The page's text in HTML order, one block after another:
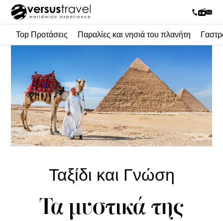
Top Προτάσεις Παραλίες και νησιά του πλανήτη
Ταξίδι και Γνώση
Τα μυστικά της